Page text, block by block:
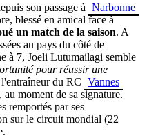
son passage à Narbonne
blessé en amical face à
un match de la saison. A
au pays du côté de
à 7, Joeli Lutumailagi semble
pour réussir une
du RC Vannes
moment de sa signature.
remportés par ses
sur le circuit mondial (22